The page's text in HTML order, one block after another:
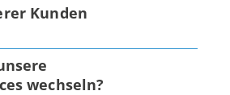
Kunden
wechseln?